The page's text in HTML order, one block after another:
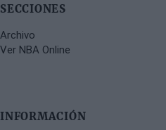
SECCIONES
Archivo
Ver NBA Online
INFORMACIÓN